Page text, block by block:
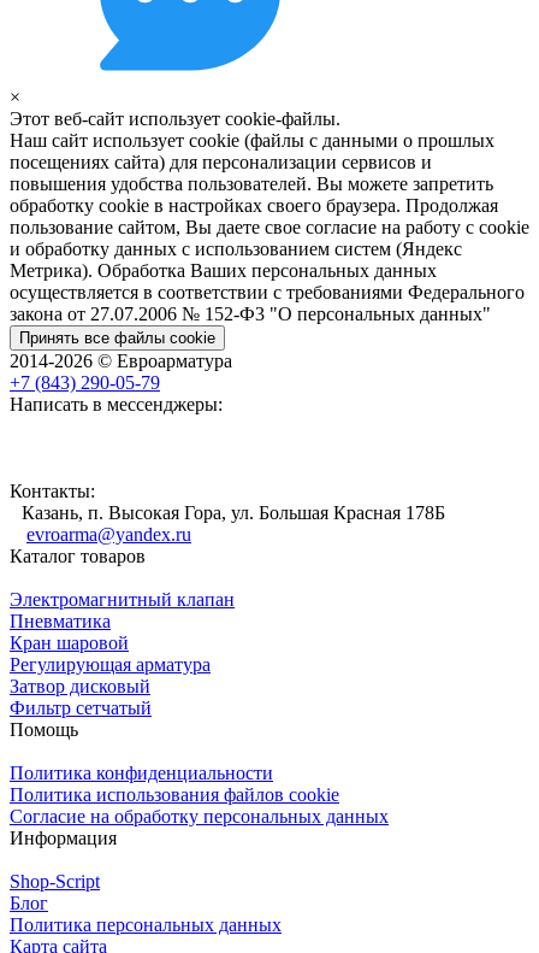
×
Этот веб-сайт использует cookie-файлы.
Наш сайт использует cookie (файлы с данными о прошлых
посещениях сайта) для персонализации сервисов и
повышения удобства пользователей. Вы можете запретить
обработку cookie в настройках своего браузера. Продолжая
пользование сайтом, Вы даете свое согласие на работу с cookie
и обработку данных с использованием систем (Яндекс
Метрика). Обработка Ваших персональных данных
осуществляется в соответствии с требованиями Федерального
закона от 27.07.2006 № 152-Ф3 "О персональных данных"
Принять все файлы cookie
2014-2026 © Евроарматура
+7 (843) 290-05-79
Написать в мессенджеры:
Контакты:
Казань, п. Высокая Гора, ул. Большая Красная 178Б
evroarma@yandex.ru
Каталог товаров
Электромагнитный клапан
Пневматика
Кран шаровой
Регулирующая арматура
Затвор дисковый
Фильтр сетчатый
Помощь
Политика конфиденциальности
Политика использования файлов cookie
Согласие на обработку персональных данных
Информация
Shop-Script
Блог
Политика персональных данных
Карта сайта